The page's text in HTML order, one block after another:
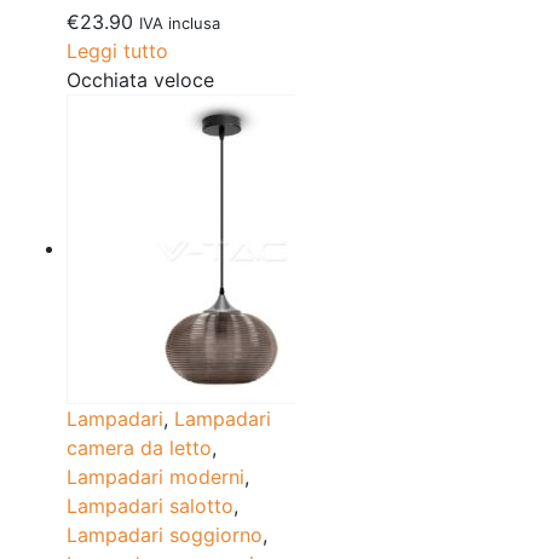
€23.90 IVA inclusa
Leggi tutto
Occhiata veloce
Lampadari, Lampadari
camera da letto,
Lampadari moderni,
Lampadari salotto,
Lampadari soggiorno,